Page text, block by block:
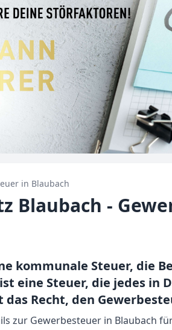
in Blaubach
Blaubach -
kommunale Steuer, die
eine Steuer, die jedes in
das Recht, den
zur Gewerbesteuer in Blaubach